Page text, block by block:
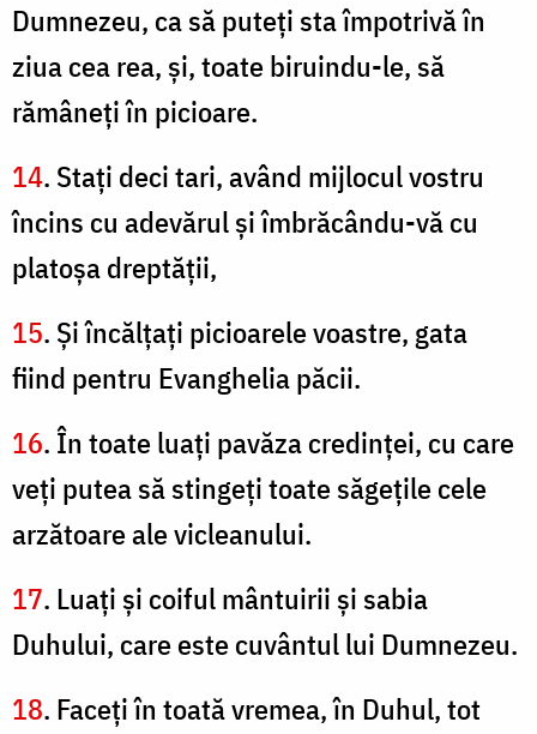
Dumnezeu, ca să puteţi sta împotrivă în
ziua cea rea, şi, toate biruindu-le, să
rămâneţi în picioare.
14. Staţi deci tari, având mijlocul vostru
încins cu adevărul şi îmbrăcându-vă cu
platoşa dreptăţii,
15. Şi încălţaţi picioarele voastre, gata
fiind pentru Evanghelia păcii.
16. În toate luaţi pavăza credinţei, cu care
veţi putea să stingeţi toate săgeţile cele
arzătoare ale vicleanului.
17. Luaţi şi coiful mântuirii şi sabia
Duhului, care este cuvântul lui Dumnezeu.
18. Faceţi în toată vremea, în Duhul, tot